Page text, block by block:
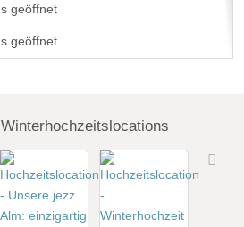
geöffnet
geöffnet